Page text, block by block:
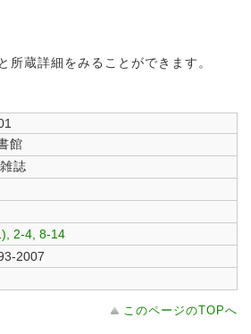
所蔵詳細をみることができます。
館
誌
2-4, 8-14
2007
このページのTOPへ